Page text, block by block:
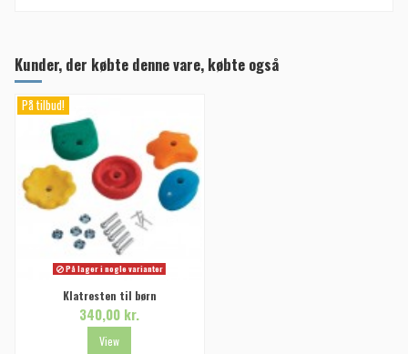
Kunder, der købte denne vare, købte også
På tilbud!
På lager i nogle varianter
Klatresten til børn
340,00 kr.
View